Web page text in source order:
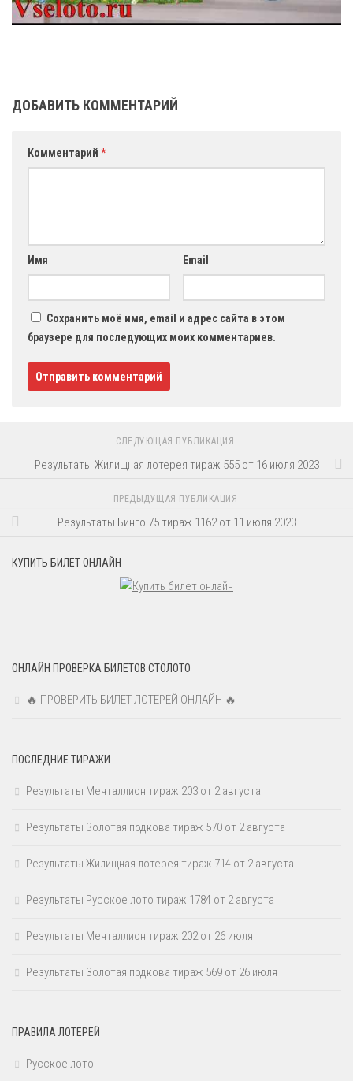
ДОБАВИТЬ КОММЕНТАРИЙ
Комментарий *
Имя Email
Сохранить моё имя, email и адрес сайта в этом
браузере для последующих моих комментариев.
СЛЕДУЮЩАЯ ПУБЛИКАЦИЯ
Результаты Жилищная лотерея тираж 555 от 16 июля 2023
ПРЕДЫДУЩАЯ ПУБЛИКАЦИЯ
Результаты Бинго 75 тираж 1162 от 11 июля 2023
КУПИТЬ БИЛЕТ ОНЛАЙН
ОНЛАЙН ПРОВЕРКА БИЛЕТОВ СТОЛОТО
🔥 ПРОВЕРИТЬ БИЛЕТ ЛОТЕРЕЙ ОНЛАЙН 🔥
ПОСЛЕДНИЕ ТИРАЖИ
Результаты Мечталлион тираж 203 от 2 августа
Результаты Золотая подкова тираж 570 от 2 августа
Результаты Жилищная лотерея тираж 714 от 2 августа
Результаты Русское лото тираж 1784 от 2 августа
Результаты Мечталлион тираж 202 от 26 июля
Результаты Золотая подкова тираж 569 от 26 июля
ПРАВИЛА ЛОТЕРЕЙ
Русское лото